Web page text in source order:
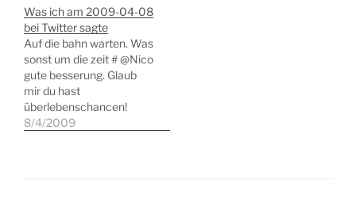
vorzeitig verlängert und
mir das Handy für 1 Euro
gesichert. Nach zwei
Wochen ist es an der Zeit,
ein erstes Fazit zu ziehen.
Das…
Was ich am 2009-04-08
bei Twitter sagte
Auf die bahn warten. Was
sonst um die zeit # @Nico
gute besserung. Glaub
mir du hast
überlebenschancen!
1aerfahrungenmitdemsc
8/4/2009